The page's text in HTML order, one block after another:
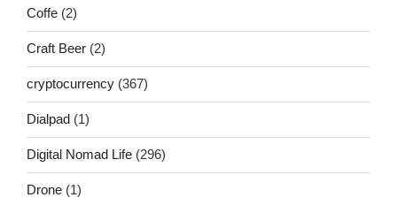
Coffe (2)
Craft Beer (2)
cryptocurrency (367)
Dialpad (1)
Digital Nomad Life (296)
Drone (1)